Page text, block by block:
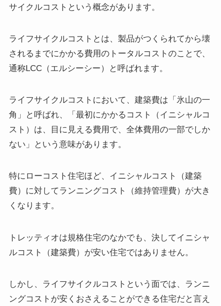
サイクルコストという概念があります。
ライフサイクルコストとは、製品がつくられてから壊
されるまでにかかる費用のトータルコストのことで、
通称LCC（エルシーシー）と呼ばれます。
ライフサイクルコストにおいて、建築費は「氷山の一
角」と呼ばれ、「最初にかかるコスト（イニシャルコ
スト）は、目に見える費用で、全体費用の一部でしか
ない」という意味があります。
特にローコスト住宅ほど、イニシャルコスト（建築
費）に対してランニングコスト（維持管理費）が大き
くなります。
トレッティオは規格住宅のなかでも、決してイニシャ
ルコスト（建築費）が安い住宅ではありません。
しかし、ライフサイクルコストという面では、ランニ
ングコストが安くおさえることができる住宅だと言え